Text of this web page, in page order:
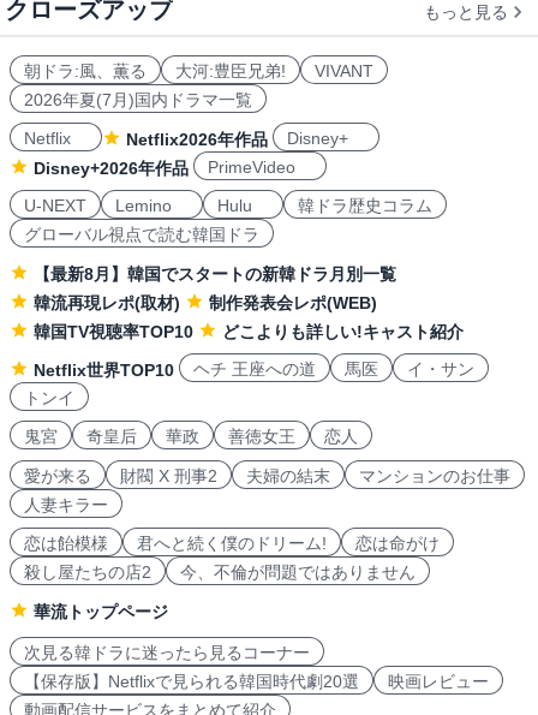
クローズアップ もっと見る
朝ドラ:風、薫る 大河:豊臣兄弟!
VIVANT
2026年夏(7月)国内ドラマ一覧
Netflix
Netflix2026年作品
Disney+
Disney+2026年作品
PrimeVideo
U-NEXT
Lemino Hulu
韓ドラ歴史コラム
グローバル視点で読む韓国ドラ
【最新8月】韓国でスタートの新韓ドラ月別一覧
韓流再現レポ(取材)
制作発表会レポ(WEB)
韓国TV視聴率TOP10
どこよりも詳しい!キャスト紹介
Netflix世界TOP10
ヘチ 王座への道 馬医
イ・サン
トンイ
鬼宮
奇皇后 華政 善徳女王 恋人
愛が来る 財閥 X 刑事2 夫婦の結末
マンションのお仕事
人妻キラー
恋は飴模様
君へと続く僕のドリーム!
恋は命がけ
殺し屋たちの店2
今、不倫が問題ではありません
華流トップページ
次見る韓ドラに迷ったら見るコーナー
【保存版】Netflixで見られる韓国時代劇20選
映画レビュー
動画配信サービスをまとめて紹介